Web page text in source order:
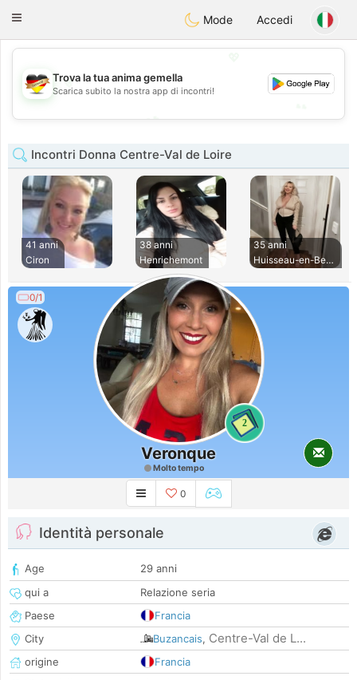
DeutschDating
Toggle
Mode Accedi
💖
💕
Trova la tua anima gemella
Scarica subito la nostra app di incontri!
Incontri Donna Centre-Val de Loire
41 anni
Ciron
38 anni
Henrichemont
35 anni
Huisseau-en-Beauce
0/1
2
Veronque
Molto tempo
0
Identità personale
Age
29 anni
qui a
Relazione seria
Paese
Francia
City
Buzancais, Centre-Val de L...
origine
Francia